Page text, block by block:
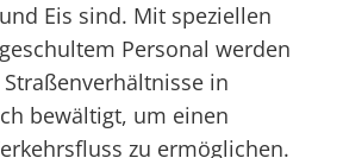
Eis sind. Mit speziellen
Personal werden
in
bewältigt, um einen
zu ermöglichen.